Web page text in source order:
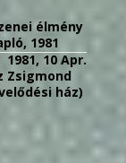
élmény
1981
1981, 10 Apr.
Zsigmond
ház)